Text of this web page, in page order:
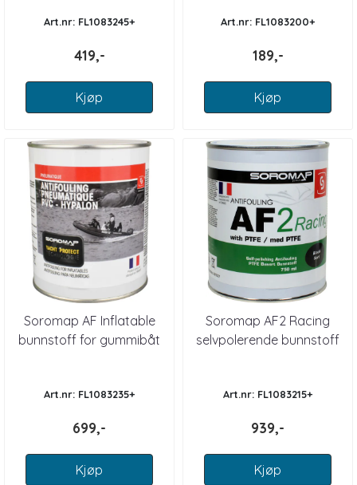
Art.nr: FL1083245+
419,-
Kjøp
Art.nr: FL1083200+
189,-
Kjøp
Soromap AF Inflatable
bunnstoff for gummibåt
Art.nr: FL1083235+
699,-
Kjøp
Soromap AF2 Racing
selvpolerende bunnstoff
Art.nr: FL1083215+
939,-
Kjøp